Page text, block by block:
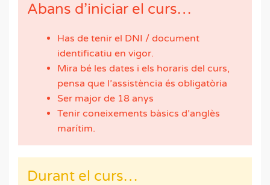
Abans d’iniciar el curs…
Has de tenir el DNI / document
identificatiu en vigor.
Mira bé les dates i els horaris del curs,
pensa que l’assistència és obligatòria
Ser major de 18 anys
Tenir coneixements bàsics d’anglès
marítim.
Durant el curs…